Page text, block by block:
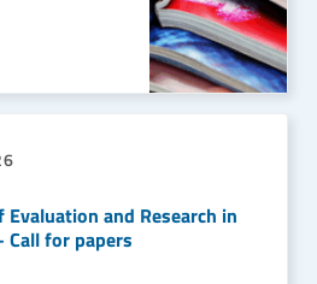
Evaluation and Research in
Call for papers